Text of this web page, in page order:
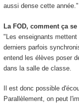
aussi dense cette année."
La FOD, comment ça se
"Les enseignants
derniers parfois
entend les élèves poser
dans la salle de classe.
Il est donc possible
Parallèlement, on peut